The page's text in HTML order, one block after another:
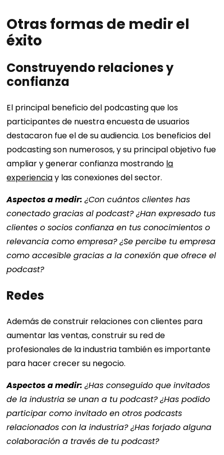
Otras formas de medir el
éxito
Construyendo relaciones y
confianza
El principal beneficio del podcasting que los
participantes de nuestra encuesta de usuarios
destacaron fue el de su audiencia. Los beneficios del
podcasting son numerosos, y su principal objetivo fue
ampliar y generar confianza mostrando la
experienciay las conexiones del sector.
Aspectos a medir:¿Con cuántos clientes has
conectado gracias al podcast? ¿Han expresado tus
clientes o socios confianza en tus conocimientos o
relevancia como empresa? ¿Se percibe tu empresa
como accesible gracias a la conexión que ofrece el
podcast?
Redes
Además de construir relaciones con clientes para
aumentar las ventas, construir su red de
profesionales de la industria también es importante
para hacer crecer su negocio.
Aspectos a medir:¿Has conseguido que invitados
de la industria se unan a tu podcast? ¿Has podido
participar como invitado en otros podcasts
relacionados con la industria? ¿Has forjado alguna
colaboración a través de tu podcast?